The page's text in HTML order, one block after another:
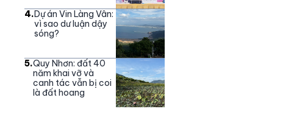
4.Dự án Vin Làng Vân:
vì sao dư luận dậy
sóng?
5.Quy Nhơn: đất 40
năm khai vỡ và
canh tác vẫn bị coi
là đất hoang